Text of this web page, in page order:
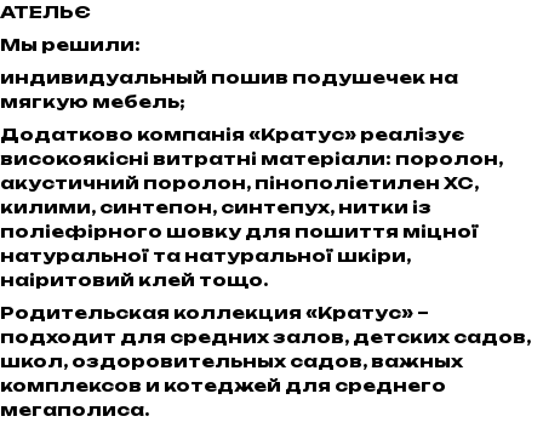
АТЕЛЬЄ
Мы решили:
индивидуальный пошив подушечек на
мягкую мебель;
Додатково компанія «Кратус» реалізує
високоякісні витратні матеріали: поролон,
акустичний поролон, пінополіетилен ХС,
килими, синтепон, синтепух, нитки із
поліефірного шовку для пошиття міцної
натуральної та натуральної шкіри,
наіритовий клей тощо.
Родительская коллекция «Кратус» –
подходит для средних залов, детских садов,
школ, оздоровительных садов, важных
комплексов и котеджей для среднего
мегаполиса.